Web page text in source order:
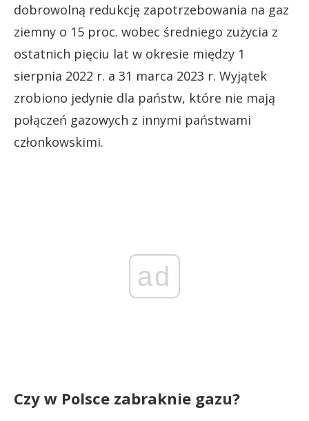
dobrowolną redukcję zapotrzebowania na gaz
ziemny o 15 proc. wobec średniego zużycia z
ostatnich pięciu lat w okresie między 1
sierpnia 2022 r. a 31 marca 2023 r. Wyjątek
zrobiono jedynie dla państw, które nie mają
połączeń gazowych z innymi państwami
członkowskimi.
ad
Czy w Polsce zabraknie gazu?